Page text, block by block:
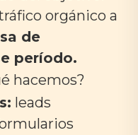
orgánico a
de
período.
hacemos?
leads